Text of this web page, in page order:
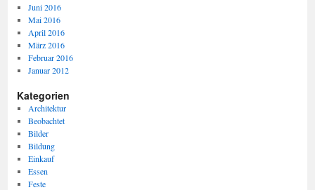
Juni 2016
Mai 2016
April 2016
März 2016
Februar 2016
Januar 2012
Kategorien
Architektur
Beobachtet
Bilder
Bildung
Einkauf
Essen
Feste